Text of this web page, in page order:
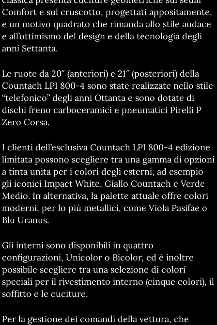
Comfort e sul cruscotto, progettati appositamente,
e un motivo quadrato che rimanda allo stile audace
e all’ottimismo del design e della tecnologia degli
anni Settanta.
Le ruote da 20″ (anteriori) e 21″ (posteriori) della
Countach LPI 800-4 sono state realizzate nello stile
“telefonico” degli anni Ottanta e sono dotate di
dischi freno carboceramici e pneumatici Pirelli P
Zero Corsa.
I clienti dell’esclusiva Countach LPI 800-4 edizione
limitata possono scegliere tra una gamma di opzioni
a tinta unita per i colori degli esterni, ad esempio
gli iconici Impact White, Giallo Countach e Verde
Medio. In alternativa, la palette attuale offre colori
moderni, per lo più metallici, come Viola Pasifae o
Blu Uranus.
Gli interni sono disponibili in quattro
configurazioni, Unicolor o Bicolor, ed è inoltre
possibile scegliere tra una selezione di colori
speciali per il rivestimento interno (cinque colori), il
soffitto e le cuciture.
Per la gestione dei comandi della vettura, che